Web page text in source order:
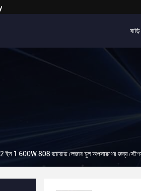
বাড়ি
2 ইন 1 600W 808 ডায়োড লেজার চুল অপসারণের জন্য